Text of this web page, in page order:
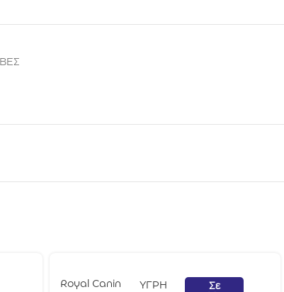
Royal Canin
ΥΓΡΗ
Σε